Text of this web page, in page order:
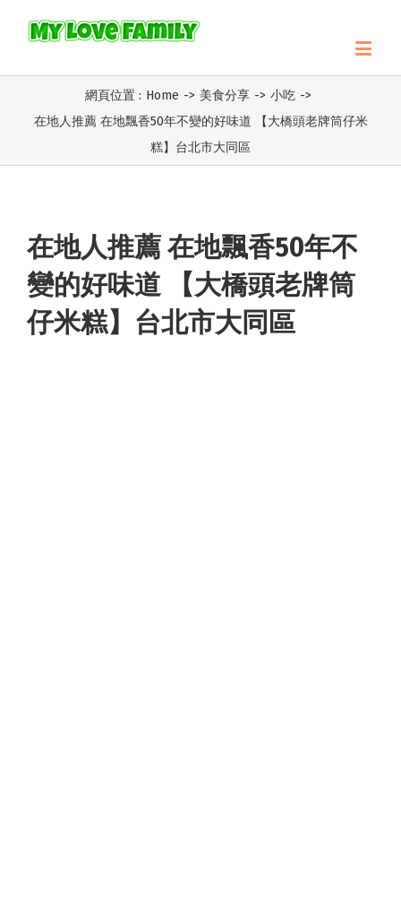
網頁位置 : Home -> 美食分享 -> 小吃 ->
在地人推薦 在地飄香50年不變的好味道 【大橋頭老牌筒仔米
糕】台北市大同區
在地人推薦 在地飄香50年不
變的好味道 【大橋頭老牌筒
仔米糕】台北市大同區